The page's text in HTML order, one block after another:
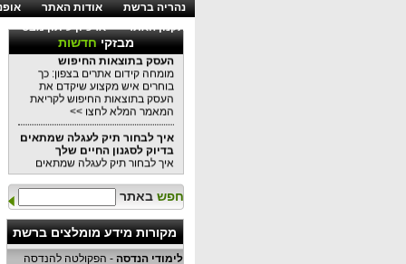
נהריה ברשת אודות האתר
תקנון האתר
ארכיון עיתון מבט
מבזקיחדשות
מומחה קידום אתרים בצפון: כך
בוחרים איש מקצוע שיקדם את
העסק בתוצאות החיפוש
מומחה קידום אתרים בצפון: כך
בוחרים איש מקצוע שיקדם את
העסק בתוצאות החיפוש לקריאת
המאמר המלא לחצו >>
איך לבחור תיק לעגלה שמתאים
בדיוק לסגנון החיים שלך
איך לבחור תיק לעגלה שמתאים
בדיוק לסגנון החיים שלכם כל
המידע במאמר הקרוב לקריאה
לחצו >>
למה שקיות אריזה יכולות
לשמש
למה שקיות אריזה יכולות לשמש כל
המידע במאמר הקרוב לקריאת
חפש באתר
מקורות מידע מומלצים ברשת
לימודי הנדסה - הפקולטה להנדסה